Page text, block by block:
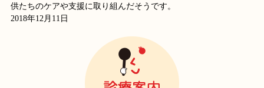
供たちのケアや支援に取り組んだそうです。
2018年12月11日